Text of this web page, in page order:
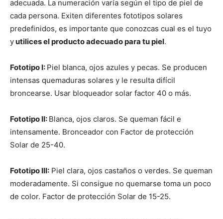
adecuada. La numeración varía según el tipo de piel de
cada persona. Exiten diferentes fototipos solares
predefinidos, es importante que conozcas cual es el tuyo
yutilices el producto adecuado para tu piel.
Fototipo I: Piel blanca, ojos azules y pecas. Se producen
intensas quemaduras solares y le resulta difícil
broncearse. Usar bloqueador solar factor 40 o más.
Fototipo II: Blanca, ojos claros. Se queman fácil e
intensamente. Bronceador con Factor de protección
Solar de 25-40.
Fototipo III: Piel clara, ojos castaños o verdes. Se queman
moderadamente. Si consigue no quemarse toma un poco
de color. Factor de protección Solar de 15-25.